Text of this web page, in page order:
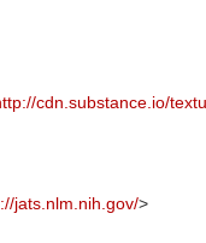
cdn.substance.io/
jats.nlm.nih.gov/>